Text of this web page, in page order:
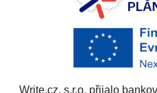
Write.cz, s.r.o. přijalo